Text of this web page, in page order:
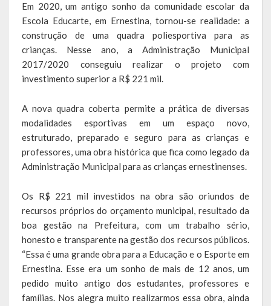
Escola Municipal De Ensino Fundamental Educarte
Escola Municipal De Ensino Fundamental João Alfredo Sachser
Escola Municipal De Ensino Fundamental Osvaldo Cruz
Agricultura
Fazenda
Obras e Viação
Saúde
Serviços Urbanos
Legislação
ATOS NORMATIVOS
LEIS ORDINÁRIAS
Em 2020, um antigo sonho da comunidade escolar da
Escola Educarte, em Ernestina, tornou-se realidade: a
construção de uma quadra poliesportiva para as
crianças. Nesse ano, a Administração Municipal
2017/2020 conseguiu realizar o projeto com
investimento superior a R$ 221 mil.
A nova quadra coberta permite a prática de diversas
modalidades esportivas em um espaço novo,
estruturado, preparado e seguro para as crianças e
professores, uma obra histórica que fica como legado da
Administração Municipal para as crianças ernestinenses.
Os R$ 221 mil investidos na obra são oriundos de
recursos próprios do orçamento municipal, resultado da
boa gestão na Prefeitura, com um trabalho sério,
honesto e transparente na gestão dos recursos públicos.
“Essa é uma grande obra para a Educação e o Esporte em
Ernestina. Esse era um sonho de mais de 12 anos, um
pedido muito antigo dos estudantes, professores e
famílias. Nos alegra muito realizarmos essa obra, ainda